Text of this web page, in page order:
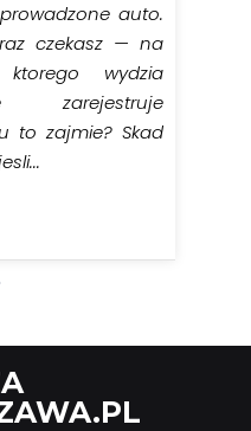
auto.
czekasz — na
ktorego wydzia
zarejestruje
to zajmie? Skad